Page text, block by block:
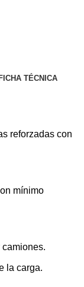
TÉCNICA
reforzadas con
mínimo
camiones.
la carga.